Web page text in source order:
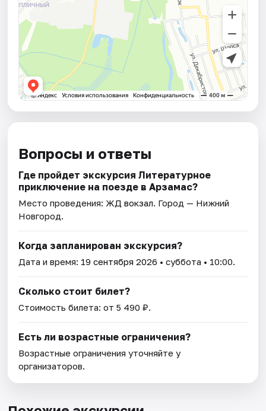
Вопросы и ответы
Где пройдет экскурсия Литературное
приключение на поезде в Арзамас?
Место проведения: ЖД вокзал. Город — Нижний
Новгород.
Когда запланирован экскурсия?
Дата и время: 19 сентября 2026 • суббота • 10:00.
Сколько стоит билет?
Стоимость билета: от 5 490 ₽.
Есть ли возрастные ограничения?
Возрастные ограничения уточняйте у
организаторов.